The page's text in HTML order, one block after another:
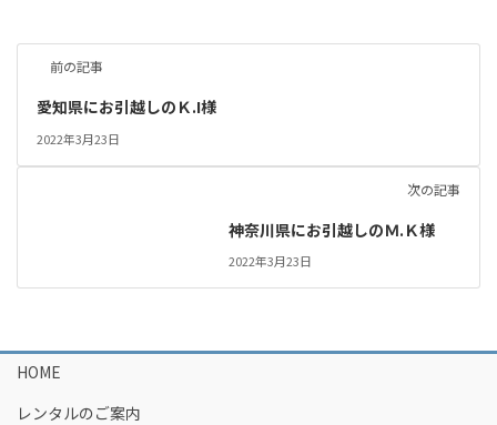
前の記事
愛知県にお引越しのＫ.I様
2022年3月23日
次の記事
神奈川県にお引越しのＭ.Ｋ様
2022年3月23日
HOME
レンタルのご案内